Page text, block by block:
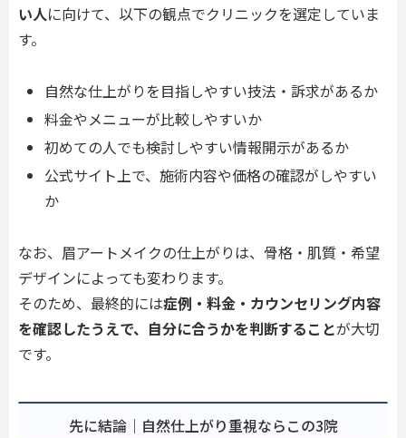
い人に向けて、以下の観点でクリニックを選定していま
す。
自然な仕上がりを目指しやすい技法・訴求があるか
料金やメニューが比較しやすいか
初めての人でも検討しやすい情報開示があるか
公式サイト上で、施術内容や価格の確認がしやすい
か
なお、眉アートメイクの仕上がりは、骨格・肌質・希望
デザインによっても変わります。
そのため、最終的には症例・料金・カウンセリング内容
を確認したうえで、自分に合うかを判断することが大切
です。
先に結論｜自然仕上がり重視ならこの3院